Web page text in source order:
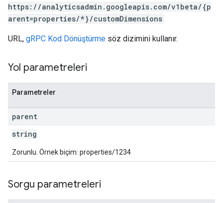
https://analyticsadmin.googleapis.com/v1beta/{p
arent=properties/*}/customDimensions
URL, gRPC Kod Dönüştürme söz dizimini kullanır.
Yol parametreleri
Parametreler
parent
string
Zorunlu. Örnek biçim: properties/1234
Sorgu parametreleri